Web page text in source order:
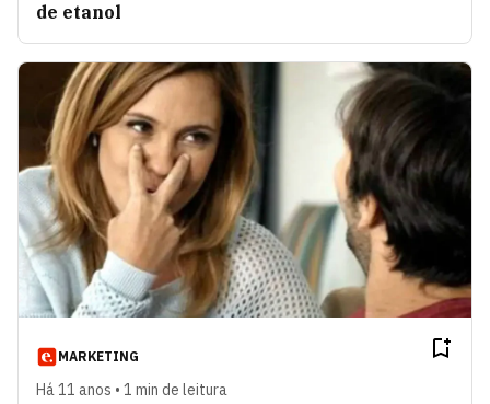
de etanol
MARKETING
Há 11 anos • 1 min de leitura